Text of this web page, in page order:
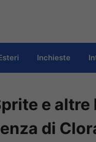
Inchieste
e
di